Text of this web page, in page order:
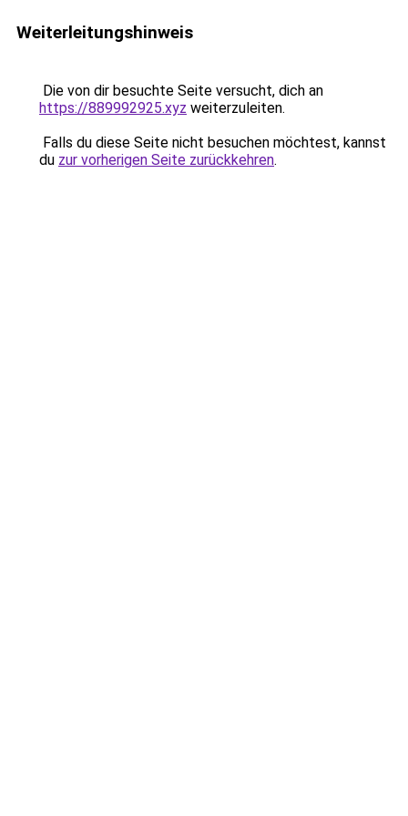
Weiterleitungshinweis
Die von dir besuchte Seite versucht, dich an
https://889992925.xyz weiterzuleiten.
Falls du diese Seite nicht besuchen möchtest, kannst
du zur vorherigen Seite zurückkehren.